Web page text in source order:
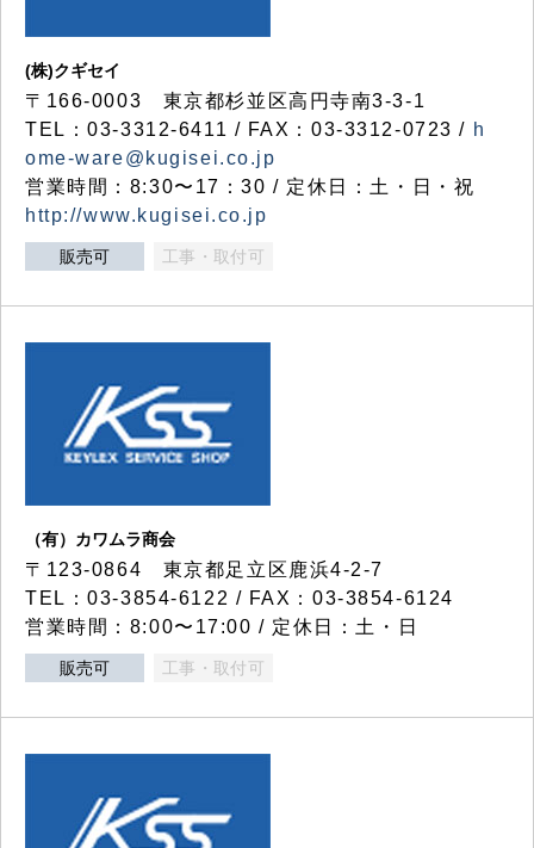
(株)クギセイ
〒166-0003 東京都杉並区高円寺南3-3-1
TEL：03-3312-6411 / FAX：03-3312-0723 / h
ome-ware@kugisei.co.jp
営業時間：8:30〜17：30 / 定休日：土・日・祝
http://www.kugisei.co.jp
販売可 工事・取付可
（有）カワムラ商会
〒123-0864 東京都足立区鹿浜4-2-7
TEL：03-3854-6122 / FAX：03-3854-6124
営業時間：8:00〜17:00 / 定休日：土・日
販売可 工事・取付可